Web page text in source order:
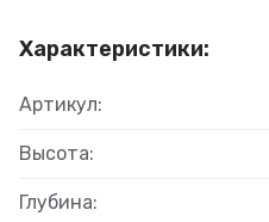
Характеристики:
Артикул:
Высота:
Глубина: